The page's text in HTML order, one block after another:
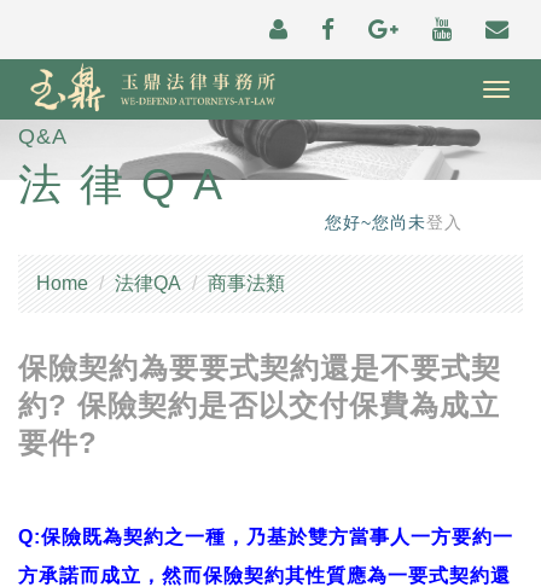
Q&A
法律QA
您好~您尚未登入
Home 法律QA 商事法類
保險契約為要要式契約還是不要式契
約? 保險契約是否以交付保費為成立
要件?
Q:保險既為契約之一種，乃基於雙方當事人一方要約一
方承諾而成立，然而保險契約其性質應為一要式契約還